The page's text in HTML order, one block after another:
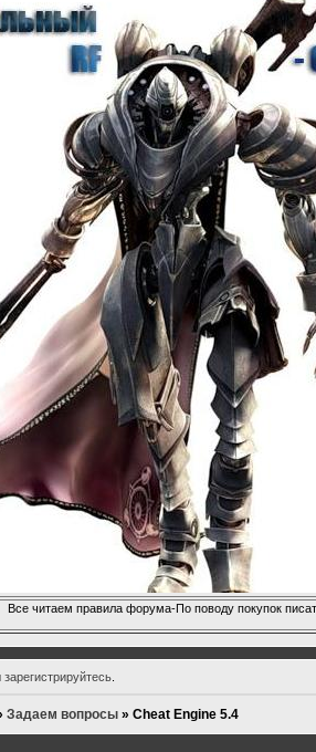
Все читаем правила форума-По поводу покупок
зарегистрируйтесь.
Задаем вопросы »Cheat Engine 5.4